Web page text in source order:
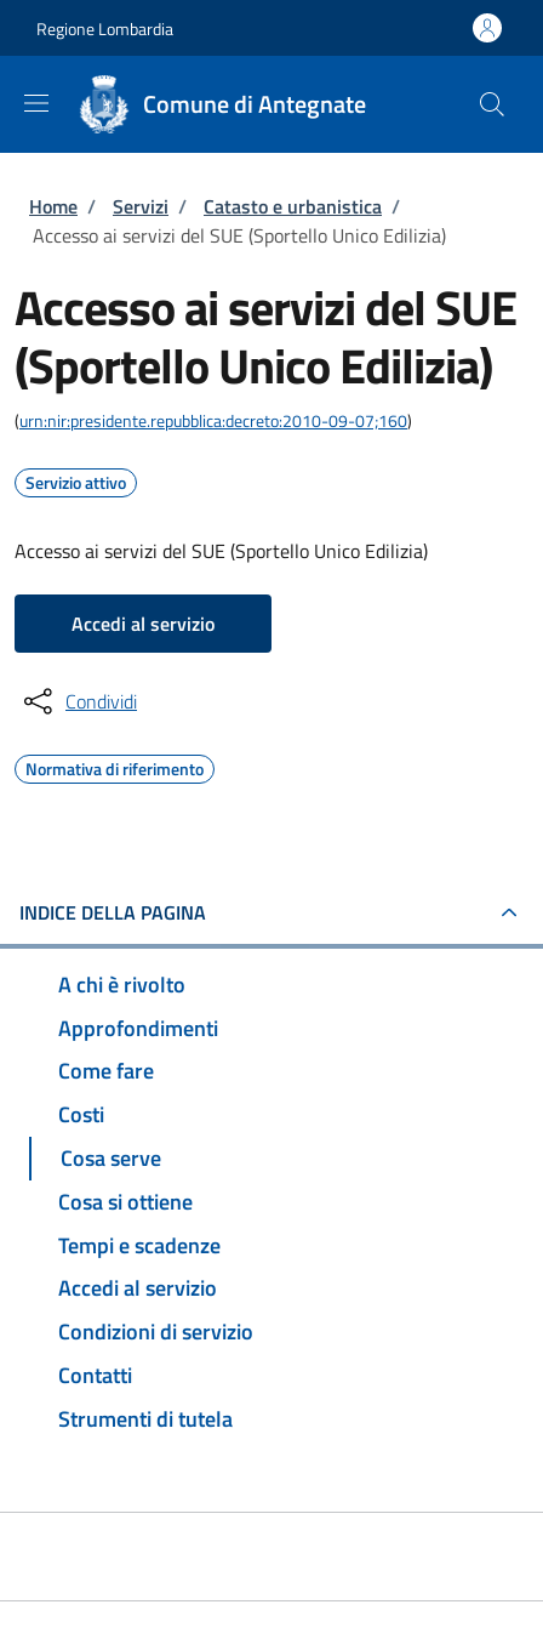
Regione Lombardia
Comune di Antegnate
Briciole di pane
Home / Servizi / Catasto e urbanistica /
Accesso ai servizi del SUE (Sportello Unico Edilizia)
Accesso ai servizi del SUE
(Sportello Unico Edilizia)
(urn:nir:presidente.repubblica:decreto:2010-09-07;160)
Servizio attivo
Accesso ai servizi del SUE (Sportello Unico Edilizia)
Accedi al servizio
Condividi
Normativa di riferimento
INDICE DELLA PAGINA
A chi è rivolto
Approfondimenti
Come fare
Costi
Cosa serve
Cosa si ottiene
Tempi e scadenze
Accedi al servizio
Condizioni di servizio
Contatti
Strumenti di tutela